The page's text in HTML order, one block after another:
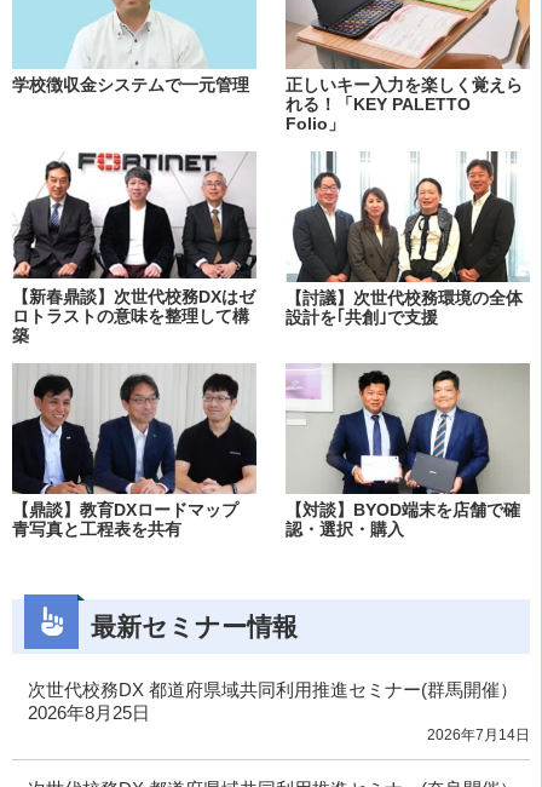
学校徴収金システムで一元管理
正しいキー入力を楽しく覚えら
れる！「KEY PALETTO
Folio」
【新春鼎談】次世代校務DXはゼ
ロトラストの意味を整理して構
築
【討議】次世代校務環境の全体
設計を｢共創｣で支援
【鼎談】教育DXロードマップ
青写真と工程表を共有
【対談】BYOD端末を店舗で確
認・選択・購入
最新セミナー情報
次世代校務DX 都道府県域共同利用推進セミナー(群馬開催）
2026年8月25日
2026年7月14日